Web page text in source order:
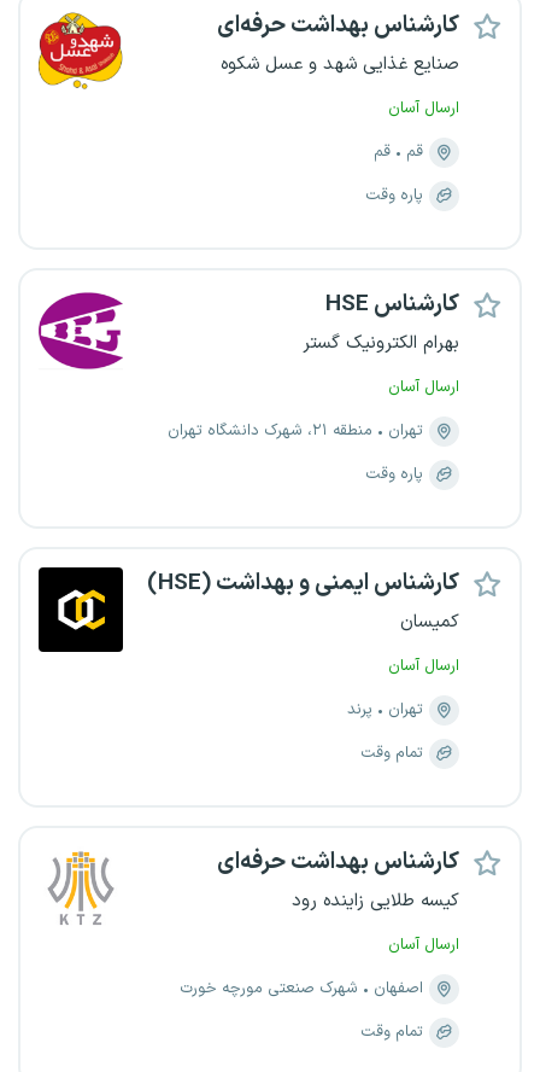
کارشناس بهداشت حرفه‌ای
صنایع غذایی شهد و عسل شکوه
ارسال آسان
قم
قم
پاره وقت
کارشناس HSE
بهرام الکترونیک گستر
ارسال آسان
تهران
منطقه ۲۱، شهرک دانشگاه تهران
پاره وقت
کارشناس ایمنی و بهداشت (HSE)
کمیسان
ارسال آسان
تهران
پرند
تمام وقت
کارشناس بهداشت حرفه‌ای
کیسه طلایی زاینده رود
ارسال آسان
اصفهان
شهرک صنعتی مورچه خورت
تمام وقت